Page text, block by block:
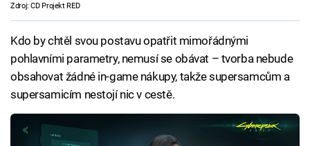
Zdroj: CD Projekt RED
Kdo by chtěl svou postavu opatřit mimořádnými
pohlavními parametry, nemusí se obávat – tvorba nebude
obsahovat žádné in-game nákupy, takže supersamcům a
supersamicím nestojí nic v cestě.